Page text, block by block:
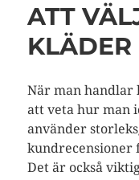
ATT
KLÄDER
När man handlar
att veta hur man
använder
kundrecensioner
Det är också